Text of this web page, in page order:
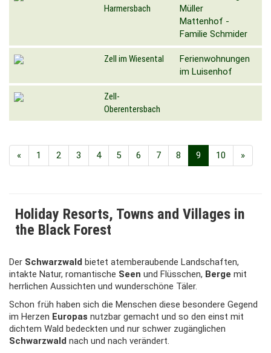
Harmersbach
Müller
Mattenhof -
Familie Schmider
Zell im Wiesental
Ferienwohnungen
im Luisenhof
Zell-
Oberentersbach
« 1 2 3 4 5 6 7 8 9 10 »
Holiday Resorts, Towns and Villages in
the Black Forest
Der Schwarzwald bietet atemberaubende Landschaften,
intakte Natur, romantische Seen und Flüsschen, Berge mit
herrlichen Aussichten und wunderschöne Täler.
Schon früh haben sich die Menschen diese besondere Gegend
im Herzen Europas nutzbar gemacht und so den einst mit
dichtem Wald bedeckten und nur schwer zugänglichen
Schwarzwald nach und nach verändert.